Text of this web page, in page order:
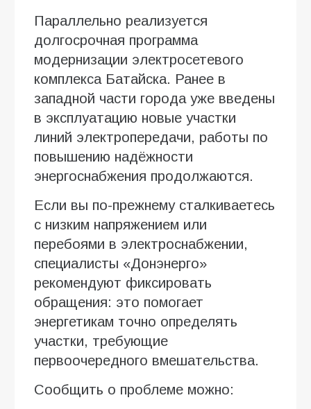
Параллельно реализуется
долгосрочная программа
модернизации электросетевого
комплекса Батайска. Ранее в
западной части города уже введены
в эксплуатацию новые участки
линий электропередачи, работы по
повышению надёжности
энергоснабжения продолжаются.
Если вы по-прежнему сталкиваетесь
с низким напряжением или
перебоями в электроснабжении,
специалисты «Донэнерго»
рекомендуют фиксировать
обращения: это помогает
энергетикам точно определять
участки, требующие
первоочередного вмешательства.
Сообщить о проблеме можно: